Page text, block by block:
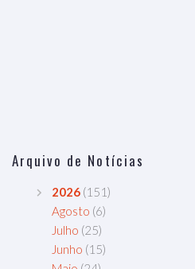
Arquivo de Notícias
2026 (151)
Agosto (6)
Julho (25)
Junho (15)